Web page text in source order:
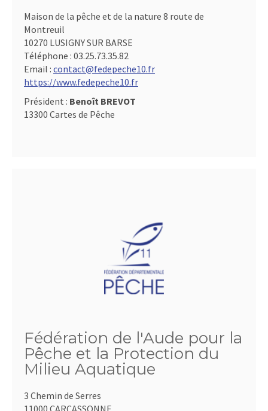
Maison de la pêche et de la nature 8 route de
Montreuil
10270 LUSIGNY SUR BARSE
Téléphone : 03.25.73.35.82
Email : contact@fedepeche10.fr
https://www.fedepeche10.fr
Président : Benoît BREVOT
13300 Cartes de Pêche
Fédération de l'Aude pour la
Pêche et la Protection du
Milieu Aquatique
3 Chemin de Serres
11000 CARCASSONNE